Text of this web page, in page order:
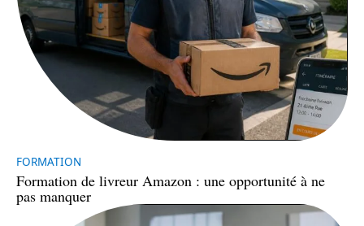
FORMATION
Formation de livreur Amazon : une opportunité à ne
pas manquer